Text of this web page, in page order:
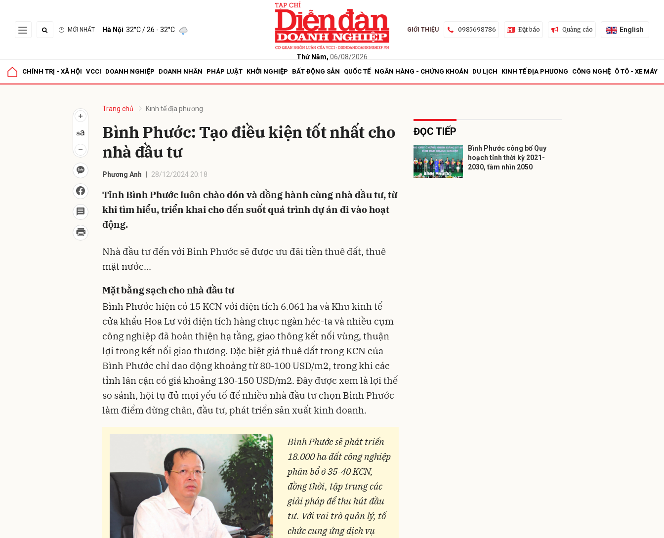
MỚI NHẤT Hà Nội 32°C/ 26 - 32°C
Thứ Năm, 06/08/2026
GIỚI THIỆU 0985698786 Đặt báo Quảng cáo English
CHÍNH TRỊ - XÃ HỘI VCCI DOANH NGHIỆP DOANH NHÂN PHÁP LUẬT KHỞI NGHIỆP BẤT ĐỘNG SẢN QUỐC TẾ NGÂN HÀNG - CHỨNG KHOÁN DU LỊCH KINH TẾ ĐỊA PHƯƠNG CÔNG NGHỆ Ô TÔ - XE MÁY
Trang chủ Kinh tế địa phương
Bình Phước: Tạo điều kiện tốt nhất cho
nhà đầu tư
Phương Anh 28/12/2024 20:18
Tỉnh Bình Phước luôn chào đón và đồng hành cùng nhà đầu tư, từ
khi tìm hiểu, triển khai cho đến suốt quá trình dự án đi vào hoạt
động.
Nhà đầu tư đến với Bình Phước sẽ được ưu đãi tiền thuê đất, thuê
mặt nước...
Mặt bằng sạch cho nhà đầu tư
Bình Phước hiện có 15 KCN với diện tích 6.061 ha và Khu kinh tế
cửa khẩu Hoa Lư với diện tích hàng chục ngàn héc-ta và nhiều cụm
công nghiệp đã hoàn thiện hạ tầng, giao thông kết nối vùng, thuận
lợi trong kết nối giao thương. Đặc biệt giá thuê đất trong KCN của
Bình Phước chỉ dao động khoảng từ 80-100 USD/m2, trong khi các
tỉnh lân cận có giá khoảng 130-150 USD/m2. Đây được xem là lợi thế
so sánh, hội tụ đủ mọi yếu tố để nhiều nhà đầu tư chọn Bình Phước
làm điểm dừng chân, đầu tư, phát triển sản xuất kinh doanh.
Bình Phước sẽ phát triển
18.000 ha đất công nghiệp
phân bổ ở 35-40 KCN,
đồng thời, tập trung các
giải pháp để thu hút đầu
tư. Với vai trò quản lý, tổ
chức cung ứng dịch vụ
ĐỌC TIẾP
Bình Phước công bố Quy
hoạch tỉnh thời kỳ 2021-
2030, tầm nhìn 2050
Gửi